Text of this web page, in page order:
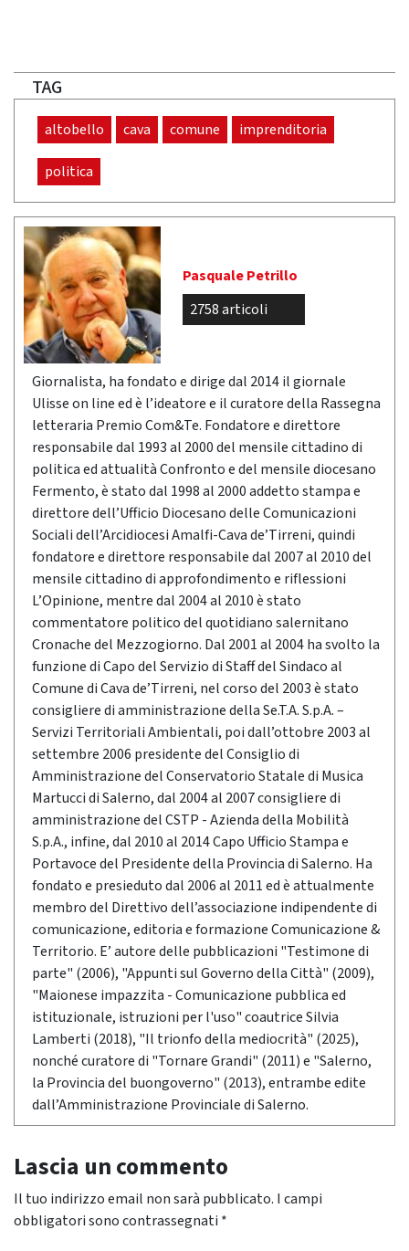
TAG
altobello cava comune imprenditoria
politica
Pasquale Petrillo
2758 articoli
Giornalista, ha fondato e dirige dal 2014 il giornale
Ulisse on line ed è l’ideatore e il curatore della Rassegna
letteraria Premio Com&Te. Fondatore e direttore
responsabile dal 1993 al 2000 del mensile cittadino di
politica ed attualità Confronto e del mensile diocesano
Fermento, è stato dal 1998 al 2000 addetto stampa e
direttore dell’Ufficio Diocesano delle Comunicazioni
Sociali dell’Arcidiocesi Amalfi-Cava de’Tirreni, quindi
fondatore e direttore responsabile dal 2007 al 2010 del
mensile cittadino di approfondimento e riflessioni
L’Opinione, mentre dal 2004 al 2010 è stato
commentatore politico del quotidiano salernitano
Cronache del Mezzogiorno. Dal 2001 al 2004 ha svolto la
funzione di Capo del Servizio di Staff del Sindaco al
Comune di Cava de’Tirreni, nel corso del 2003 è stato
consigliere di amministrazione della Se.T.A. S.p.A. –
Servizi Territoriali Ambientali, poi dall’ottobre 2003 al
settembre 2006 presidente del Consiglio di
Amministrazione del Conservatorio Statale di Musica
Martucci di Salerno, dal 2004 al 2007 consigliere di
amministrazione del CSTP - Azienda della Mobilità
S.p.A., infine, dal 2010 al 2014 Capo Ufficio Stampa e
Portavoce del Presidente della Provincia di Salerno. Ha
fondato e presieduto dal 2006 al 2011 ed è attualmente
membro del Direttivo dell’associazione indipendente di
comunicazione, editoria e formazione Comunicazione &
Territorio. E’ autore delle pubblicazioni "Testimone di
parte" (2006), "Appunti sul Governo della Città" (2009),
"Maionese impazzita - Comunicazione pubblica ed
istituzionale, istruzioni per l'uso" coautrice Silvia
Lamberti (2018), "Il trionfo della mediocrità" (2025),
nonché curatore di "Tornare Grandi" (2011) e "Salerno,
la Provincia del buongoverno" (2013), entrambe edite
dall’Amministrazione Provinciale di Salerno.
Lascia un commento
Il tuo indirizzo email non sarà pubblicato. I campi
obbligatori sono contrassegnati *